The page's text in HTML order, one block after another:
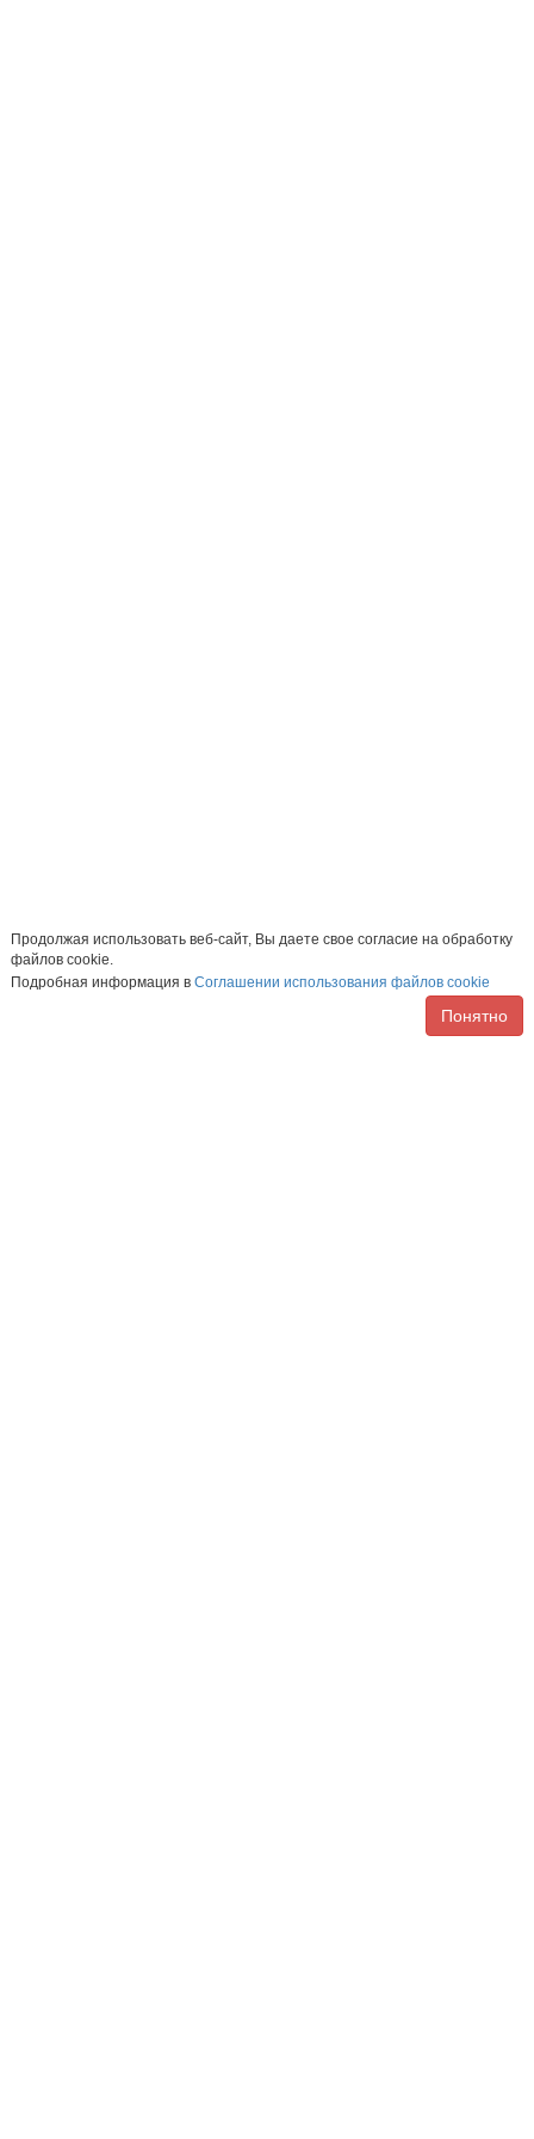
Продолжая использовать веб-сайт, Вы даете свое согласие на обработку
файлов cookie.
Подробная информация вСоглашении использования файлов cookie
Понятно